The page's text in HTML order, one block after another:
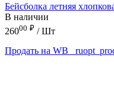
Бейсболка летняя
В наличии
26000 ₽ / Шт
Продать на WB